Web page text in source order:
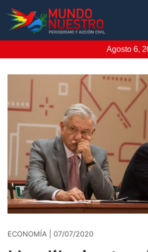
Agosto 6,
ECONOMÍA | 07/07/2020